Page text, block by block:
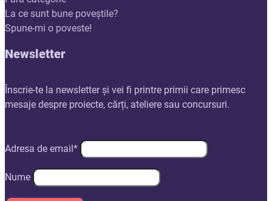
La ce sunt bune poveștile?
Spune-mi o poveste!
Newsletter
Înscrie-te la newsletter și vei fi printre primii care primesc
mesaje despre proiecte, cărți, ateliere sau concursuri.
Adresa de email*
Nume